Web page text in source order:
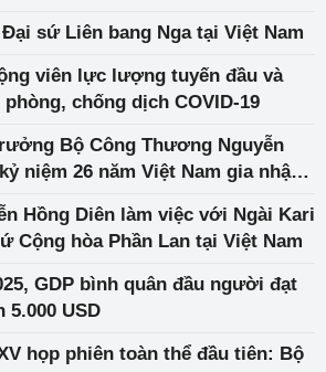
sứ Liên bang Nga tại Việt Nam
viên lực lượng tuyến đầu và
chống dịch COVID-19
Bộ Công Thương Nguyễn
niệm 26 năm Việt Nam gia nhập
Hồng Diên làm việc với Ngài Kari
Cộng hòa Phần Lan tại Việt Nam
GDP bình quân đầu người đạt
5.000 USD
họp phiên toàn thể đầu tiên: Bộ